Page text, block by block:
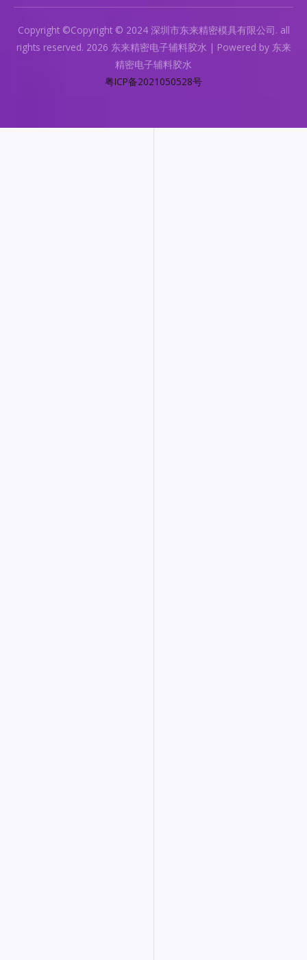
Copyright ©Copyright © 2024 深圳市东来精密模具有限公司. all
rights reserved. 2026 东来精密电子辅料胶水 | Powered by 东来
精密电子辅料胶水
粤ICP备2021050528号